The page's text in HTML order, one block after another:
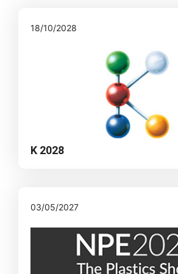
18/10/2028
K 2028
03/05/2027